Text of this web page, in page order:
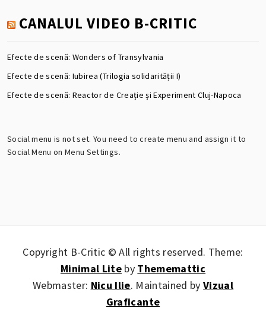
CANALUL VIDEO B-CRITIC
Efecte de scenă: Wonders of Transylvania
Efecte de scenă: Iubirea (Trilogia solidarității I)
Efecte de scenă: Reactor de Creație și Experiment Cluj-Napoca
Social menu is not set. You need to create menu and assign it to
Social Menu on Menu Settings.
Copyright B-Critic © All rights reserved. Theme:
Minimal Liteby Thememattic
Webmaster: Nicu Ilie. Maintained byVizual
Graficante